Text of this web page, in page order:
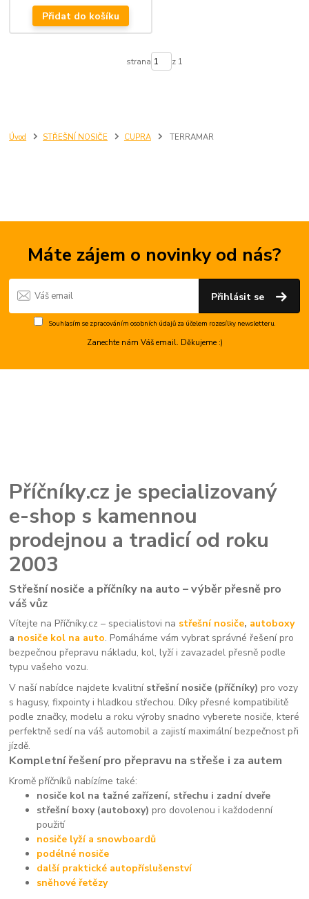
Úvod STŘEŠNÍ NOSIČE CUPRA TERRAMAR
Přidat do košíku
strana z 1
Máte zájem o novinky od nás?
Přihlásit se
Souhlasím se zpracováním osobních údajůza účelem rozesílky newsletteru.
Zanechte nám Váš email. Děkujeme :)
Příčníky.cz je specializovaný
e-shop s kamennou
prodejnou a tradicí od roku
2003
Střešní nosiče a příčníky na auto – výběr přesně pro
váš vůz
Vítejte na Příčníky.cz – specialistovi na střešní nosiče, autoboxy
a nosiče kol na auto. Pomáháme vám vybrat správné řešení pro
bezpečnou přepravu nákladu, kol, lyží i zavazadel přesně podle
typu vašeho vozu.
V naší nabídce najdete kvalitní střešní nosiče (příčníky) pro vozy
s hagusy, fixpointy i hladkou střechou. Díky přesné kompatibilitě
podle značky, modelu a roku výroby snadno vyberete nosiče, které
perfektně sedí na váš automobil a zajistí maximální bezpečnost při
jízdě.
Kompletní řešení pro přepravu na střeše i za autem
Kromě příčníků nabízíme také:
nosiče kol na tažné zařízení, střechu i zadní dveře
střešní boxy (autoboxy) pro dovolenou i každodenní
použití
nosiče lyží a snowboardů
podélné nosiče
další praktické autopříslušenství
sněhové řetězy